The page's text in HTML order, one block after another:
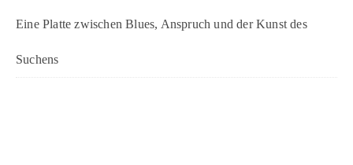
Eine Platte zwischen Blues, Anspruch und der Kunst des
Suchens